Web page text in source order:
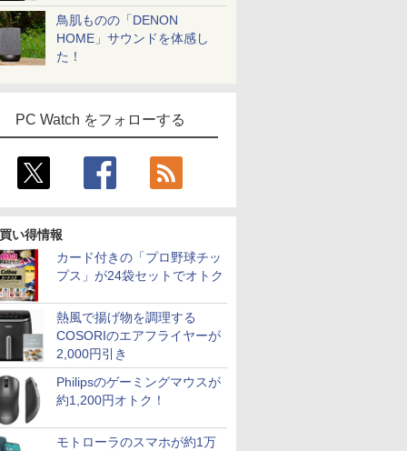
鳥肌ものの「DENON
HOME」サウンドを体感し
た！
PC Watch をフォローする
い得情報
カード付きの「プロ野球チッ
プス」が24袋セットでオトク
熱風で揚げ物を調理する
COSORIのエアフライヤーが
2,000円引き
Philipsのゲーミングマウスが
約1,200円オトク！
モトローラのスマホが約1万